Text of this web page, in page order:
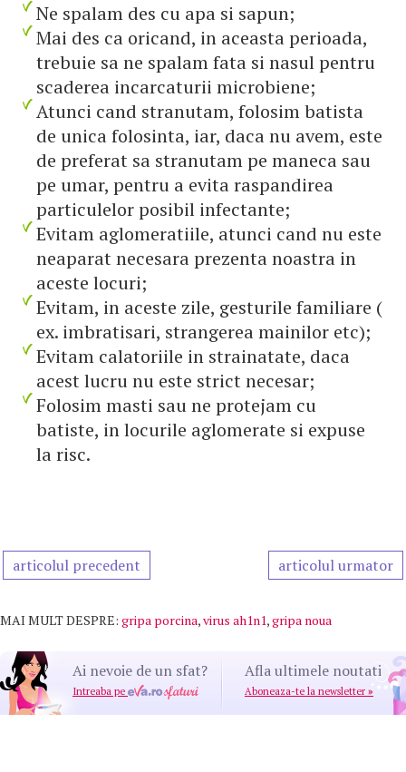
Ne spalam des cu apa si sapun;
Mai des ca oricand, in aceasta perioada,
trebuie sa ne spalam fata si nasul pentru
scaderea incarcaturii microbiene;
Atunci cand stranutam, folosim batista
de unica folosinta, iar, daca nu avem, este
de preferat sa stranutam pe maneca sau
pe umar, pentru a evita raspandirea
particulelor posibil infectante;
Evitam aglomeratiile, atunci cand nu este
neaparat necesara prezenta noastra in
aceste locuri;
Evitam, in aceste zile, gesturile familiare (
ex. imbratisari, strangerea mainilor etc);
Evitam calatoriile in strainatate, daca
acest lucru nu este strict necesar;
Folosim masti sau ne protejam cu
batiste, in locurile aglomerate si expuse
la risc.
articolul precedent articolul urmator
MAI MULT DESPRE: gripa porcina,virus ah1n1,gripa noua
Ai nevoie de un sfat?
Intreaba pe
Afla ultimele noutati
Aboneaza-te la newsletter »